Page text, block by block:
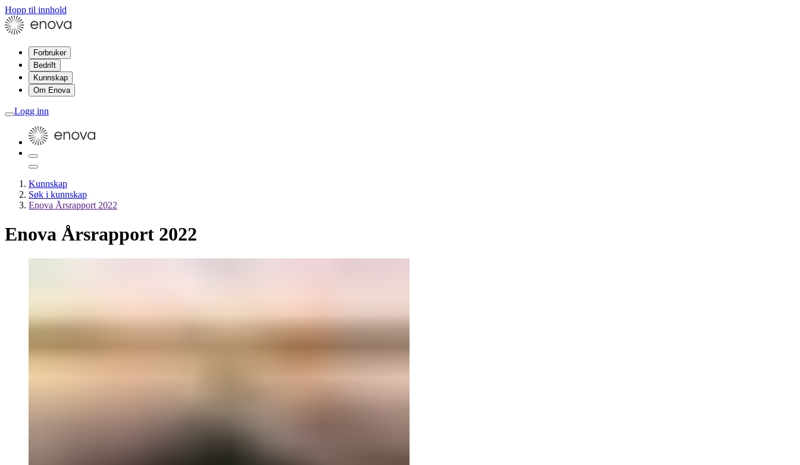
Hopp til innhold
Forbruker
Bedrift
Kunnskap
Om Enova
Logg inn
Kunnskap
Søk i kunnskap
Enova Årsrapport 2022
Enova Årsrapport 2022